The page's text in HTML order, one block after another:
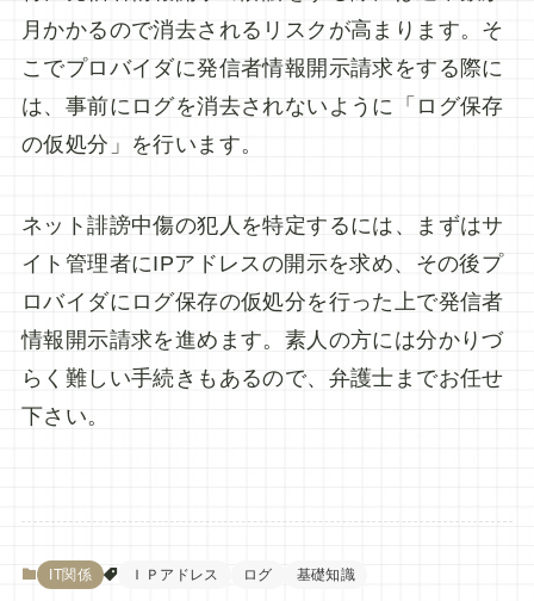
月かかるので消去されるリスクが高まります。そ
こでプロバイダに発信者情報開示請求をする際に
は、事前にログを消去されないように「ログ保存
の仮処分」を行います。
ネット誹謗中傷の犯人を特定するには、まずはサ
イト管理者にIPアドレスの開示を求め、その後プ
ロバイダにログ保存の仮処分を行った上で発信者
情報開示請求を進めます。素人の方には分かりづ
らく難しい手続きもあるので、弁護士までお任せ
下さい。
IT関係 ＩＰアドレス ログ 基礎知識